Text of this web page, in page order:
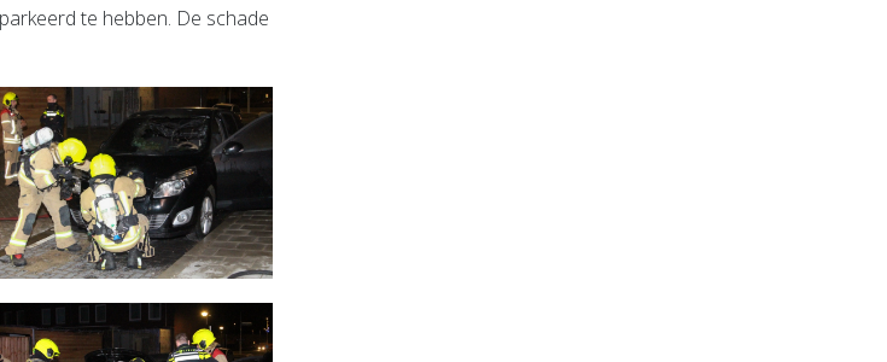
te hebben. De schade